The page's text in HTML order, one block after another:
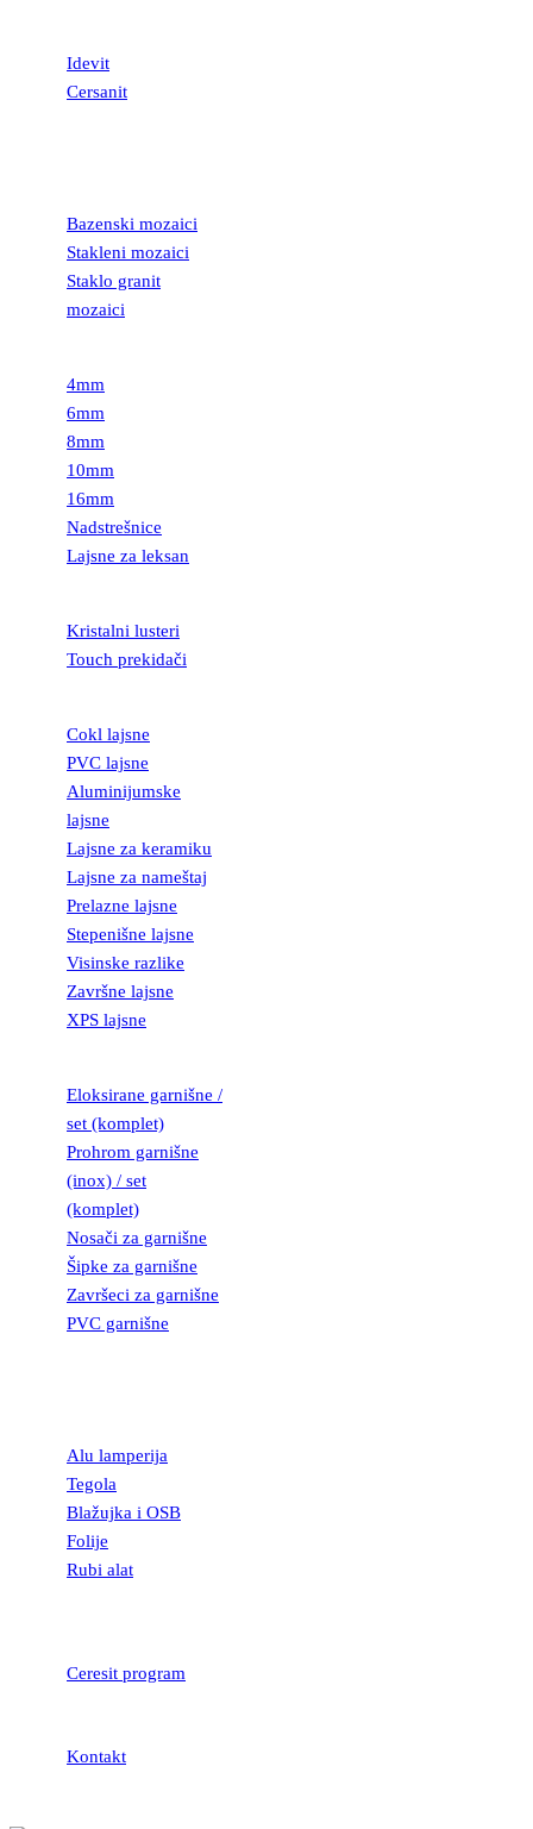
Idevit
Cersanit
Bazenski mozaici
Stakleni mozaici
Staklo granit
mozaici
4mm
6mm
8mm
10mm
16mm
Nadstrešnice
Lajsne za leksan
Kristalni lusteri
Touch prekidači
Cokl lajsne
PVC lajsne
Aluminijumske
lajsne
Lajsne za keramiku
Lajsne za nameštaj
Prelazne lajsne
Stepenišne lajsne
Visinske razlike
Završne lajsne
XPS lajsne
Eloksirane garnišne /
set (komplet)
Prohrom garnišne
(inox) / set
(komplet)
Nosači za garnišne
Šipke za garnišne
Završeci za garnišne
PVC garnišne
Alu lamperija
Tegola
Blažujka i OSB
Folije
Rubi alat
Ceresit program
Kontakt